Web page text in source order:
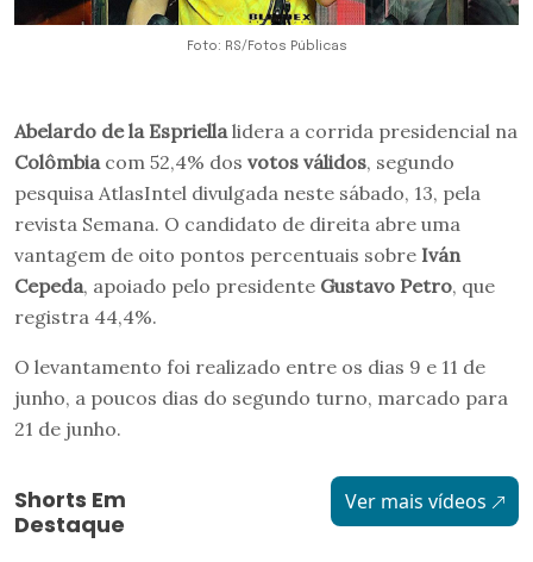
Foto: RS/Fotos Públicas
Abelardo de la Espriella lidera a corrida presidencial na
Colômbia com 52,4% dos votos válidos, segundo
pesquisa AtlasIntel divulgada neste sábado, 13, pela
revista Semana. O candidato de direita abre uma
vantagem de oito pontos percentuais sobre Iván
Cepeda, apoiado pelo presidente Gustavo Petro, que
registra 44,4%.
O levantamento foi realizado entre os dias 9 e 11 de
junho, a poucos dias do segundo turno, marcado para
21 de junho.
Shorts Em
Destaque
Ver mais vídeos